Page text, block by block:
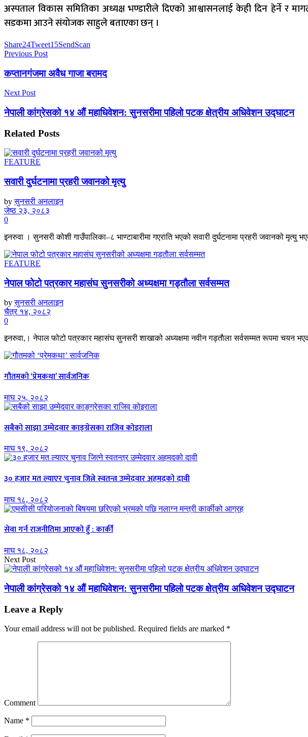
अस्पताल विकास समितिका अध्यक्ष भण्डारीले दिएको आश्वासनलाई केही दिन हेर्ने र
सडकमा आउने संयोजक साहुले बताएका छन् ।
Share24Tweet15SendScan
Previous Post
कप्तानगंजमा अवैध गाजा बरामद
Next Post
नेपाली कांग्रेसको १४ औं महाधिवेशन: सुनसरीमा पहिलो पटक क्षेत्रीय अधिवेशन उद्घाटन
Related Posts
FEATURE
सवारी दुर्घटनामा प्रहरी जवानको मृत्यु
by सुनसरी अनलाइन
जेष्ठ २३, २०८३
0
इनरुवा । सुनसरी कोशी गाउँपालिका–८ भाण्टाबारीमा गएराति भएको सवारी दुर्घटनामा प्रहरी जवानको मृत्यु
FEATURE
नेपाल फोटो पत्रकार महासंघ सुनसरीको अध्यक्षमा गड्ताैला सर्वसम्मत
by सुनसरी अनलाइन
चैत्र १४, २०८२
0
इनरुवा,। नेपाल फोटो पत्रकार महासंघ सुनसरी शाखाको अध्यक्षमा नवीन गड्ताैला सर्वसम्मत रूपमा चयन
गौतमको ‘प्रेमकथा’ सार्वजनिक
माघ २५, २०८२
सबैको साझा उम्मेदवार काङ्ग्रेसका राजिव कोइराला
माघ १९, २०८२
३० हजार मत ल्याएर चुनाव जित्ने स्वतन्त्र उम्मेदवार अहमदको दावी
माघ १८, २०८२
सेवा गर्न राजनीतिमा आएको हुँ : कार्की
माघ १८, २०८२
Next Post
नेपाली कांग्रेसको १४ औं महाधिवेशन: सुनसरीमा पहिलो पटक क्षेत्रीय अधिवेशन उद्घाटन
Leave a Reply
Your email address will not be published. Required fields are marked *
Comment
Name *